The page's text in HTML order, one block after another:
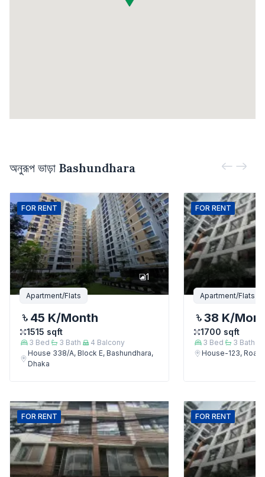
অনুরূপ ভাড়া Bashundhara
FOR RENT
1
Apartment/Flats
45 K/Month
1515 sqft
3 Bed 3 Bath 4 Balcony
House 338/A, Block E, Bashundhara,
Dhaka
FOR RENT
Apartment/Flats
38 K/
1700 sqft
3 Bed 3 Bath
House-123,
FOR RENT FOR RENT